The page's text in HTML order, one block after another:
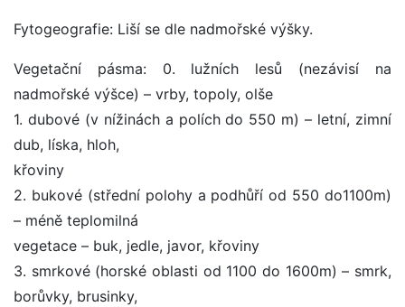
Fytogeografie: Liší se dle nadmořské výšky.
Vegetační pásma: 0. lužních lesů (nezávisí na
nadmořské výšce) – vrby, topoly, olše
1. dubové (v nížinách a polích do 550 m) – letní, zimní
dub, líska, hloh,
křoviny
2. bukové (střední polohy a podhůří od 550 do1100m)
– méně teplomilná
vegetace – buk, jedle, javor, křoviny
3. smrkové (horské oblasti od 1100 do 1600m) – smrk,
borůvky, brusinky,